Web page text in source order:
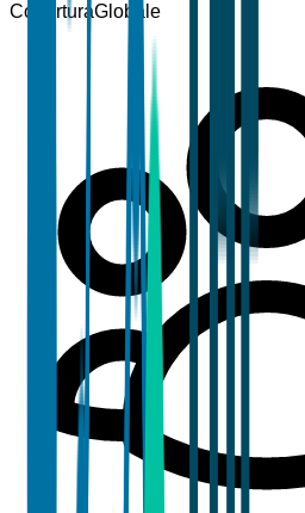
CoperturaGlobale